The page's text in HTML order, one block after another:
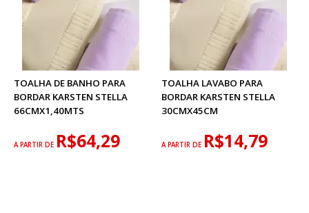
TOALHA DE BANHO PARA
BORDAR KARSTEN STELLA
66CMX1,40MTS
A PARTIR DE R$64,29
TOALHA LAVABO PARA
BORDAR KARSTEN STELLA
30CMX45CM
A PARTIR DE R$14,79